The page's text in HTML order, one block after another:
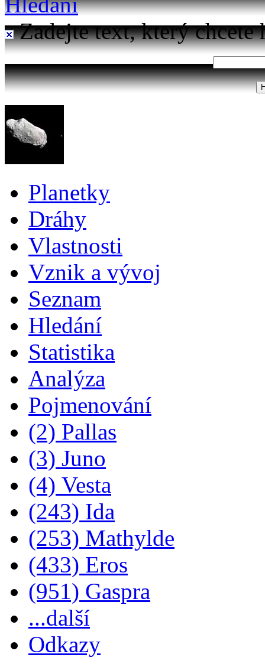
Zadejte text, který chcete
Planetky
Dráhy
Vlastnosti
Vznik a vývoj
Seznam
Hledání
Statistika
Analýza
Pojmenování
(2) Pallas
(3) Juno
(4) Vesta
(243) Ida
(253) Mathylde
(433) Eros
(951) Gaspra
...další
Odkazy